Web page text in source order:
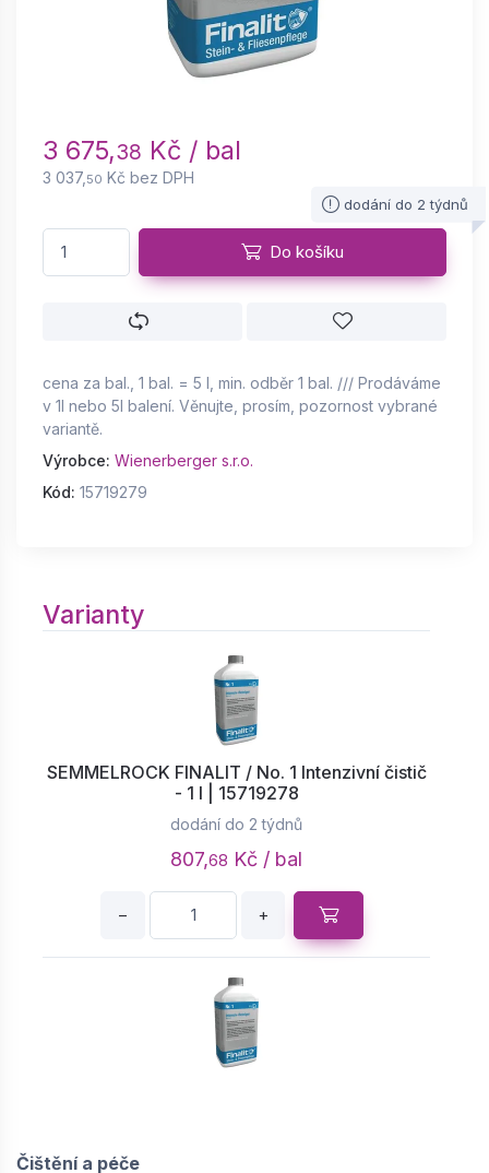
3 675,38 Kč / bal
3 037, 50 Kč bez DPH
dodání do 2 týdnů
Do košíku
cena za bal., 1 bal. = 5 l, min. odběr 1 bal. /// Prodáváme
v 1l nebo 5l balení. Věnujte, prosím, pozornost vybrané
variantě.
Výrobce: Wienerberger s.r.o.
Kód: 15719279
Varianty
SEMMELROCK FINALIT / No. 1 Intenzivní čistič
- 1 l | 15719278
dodání do 2 týdnů
807,68 Kč / bal
− +
Čištění a péče